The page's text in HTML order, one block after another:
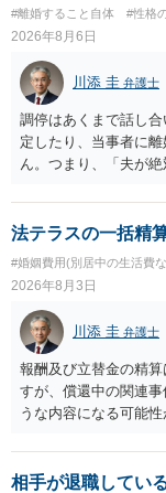
#離婚すること自体 #性格
2026年8月6日
川添 圭 弁護士
調停はあくまで話し
定したり、当事者に
ん。つまり、「夫が
きません。 調停段階
になるような条件提
をいえば、夫から「
条件を全部丸呑みす
だ、離婚訴訟をした
足下を見られてしま
に抵抗する可能性が高
離婚訴訟で離婚原因
も少なくありません
よいと思います。
法テラスの一括精
#婚姻費用(別居中の生活費
2026年8月3日
川添 圭 弁護士
報酬及び立替金の精
すが、償還中の関連
うな内容になる可能
情によって対応が違
実です。
相手が退職してい